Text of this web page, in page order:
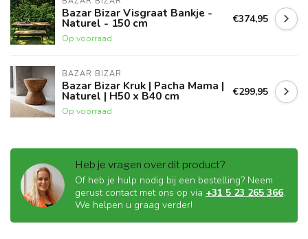
Bazar Bizar Visgraat Bankje -
Naturel - 150 cm
Op voorraad
€374,95
BAZAR BIZAR
Bazar Bizar Kruk | Pacha Mama |
Naturel | H50 x B40 cm
Op voorraad
€299,95
Heb je vragen over dit product?
Of heb je hulp nodig bij een bestelling? Neem
gerust contact met ons op via +31 5 23 265 366.
We helpen u graag verder!